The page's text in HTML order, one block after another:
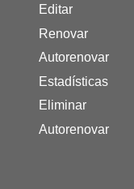
Editar
Renovar
Autorenovar
Estadísticas
Eliminar
Autorenovar